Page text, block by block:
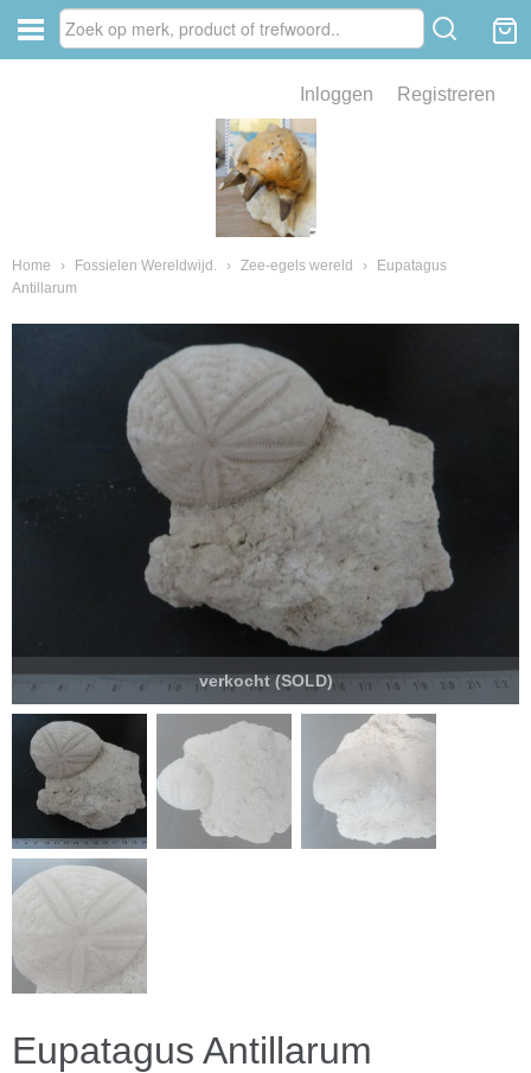
Inloggen Registreren
Home › Fossielen Wereldwijd. › Zee-egels wereld ›
Eupatagus
Antillarum
verkocht (SOLD)
Eupatagus Antillarum
van fossielen en mineralen